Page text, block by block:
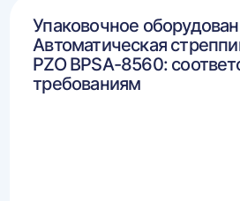
Упаковочное
Автоматическая
PZO BPSA-8560:
требованиям